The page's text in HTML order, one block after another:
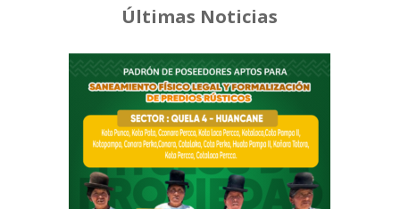
Últimas Noticias